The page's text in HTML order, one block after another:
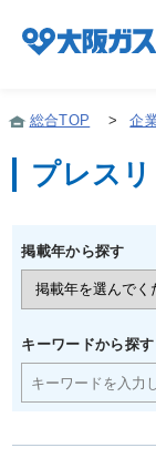
企業情報
企業/グルー
社会貢献
総合TOP > 企
プレス
掲載年から探す
キーワードから探す